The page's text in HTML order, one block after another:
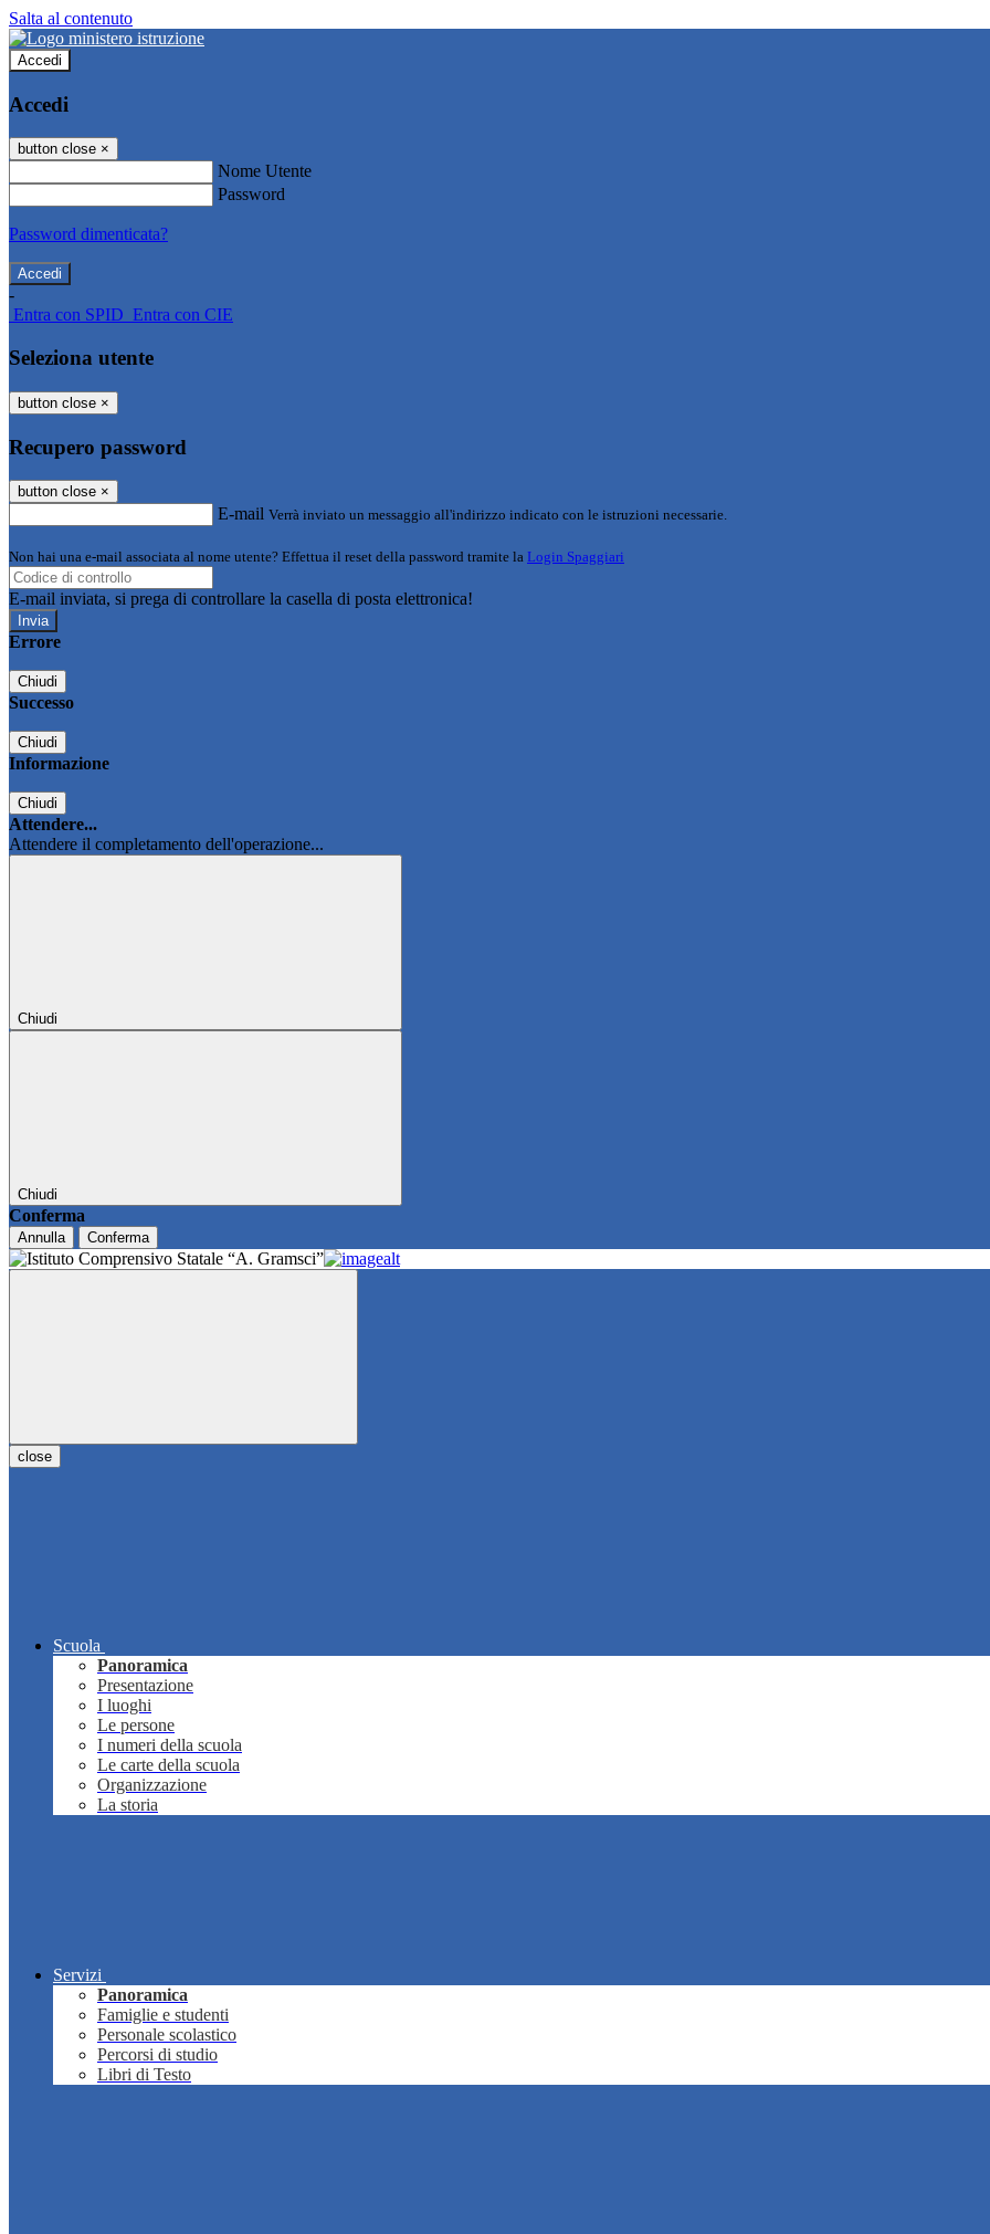
Salta al contenuto
Accedi
Accedi
button close ×
Nome Utente
Password
Password dimenticata?
-
Entra con SPID Entra con CIE
Seleziona utente
button close ×
Recupero password
button close ×
E-mail Verrà inviato un messaggio all'indirizzo indicato con le istruzioni necessarie.
Non hai una e-mail associata al nome utente? Effettua il reset della password tramite la Login Spaggiari
E-mail inviata, si prega di controllare la casella di posta elettronica!
Errore
Chiudi
Successo
Chiudi
Informazione
Chiudi
Attendere...
Attendere il completamento dell'operazione...
Chiudi
Chiudi
Conferma
Annulla Conferma
close
Scuola
Panoramica
Presentazione
I luoghi
Le persone
I numeri della scuola
Le carte della scuola
Organizzazione
La storia
Servizi
Panoramica
Famiglie e studenti
Personale scolastico
Percorsi di studio
Libri di Testo